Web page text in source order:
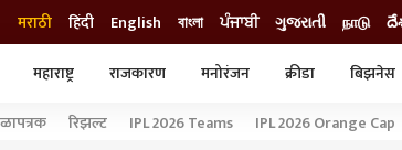
मराठी हिंदी English বাংলা ਪੰਜਾਬੀ ગુજરાતી நாடு
महाराष्ट्र राजकारण मनोरंजन क्रीडा बिझनेस
रिझल्ट IPL 2026 Teams IPL 2026 Orange Cap